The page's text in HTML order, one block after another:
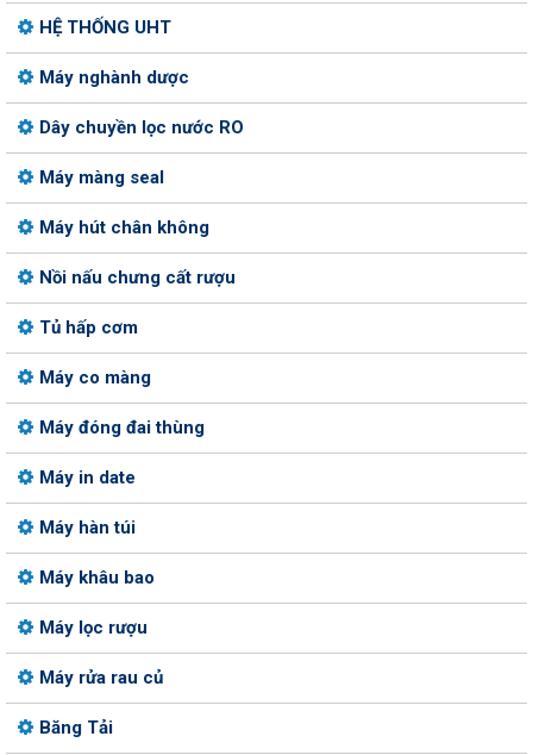
HỆ THỐNG UHT
Máy nghành dược
Dây chuyền lọc nước RO
Máy màng seal
Máy hút chân không
Nồi nấu chưng cất rượu
Tủ hấp cơm
Máy co màng
Máy đóng đai thùng
Máy in date
Máy hàn túi
Máy khâu bao
Máy lọc rượu
Máy rửa rau củ
Băng Tải